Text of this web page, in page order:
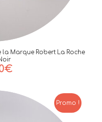
la Marque Robert La Roche
€
Promo !